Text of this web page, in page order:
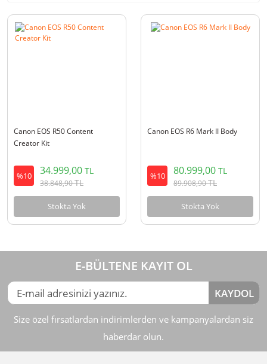
Canon EOS R50 Content
Creator Kit
%10 34.999,00 TL
38.848,90TL
Stokta Yok
Canon EOS R6 Mark II Body
%10 80.999,00 TL
89.908,90TL
Stokta Yok
E-BÜLTENE KAYIT OL
KAYDOL
Size özel fırsatlardan indirimlerden ve kampanyalardan siz
haberdar olun.